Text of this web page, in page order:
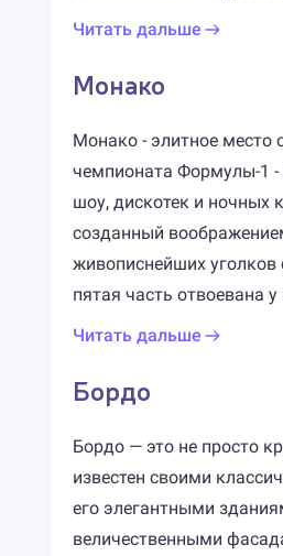
Читать дальше
Монако
Монако - элитное место
чемпионата Формулы-1
шоу, дискотек и ночных
созданный
живописнейших уголков
пятая часть отвоевана
Читать дальше
Бордо
Бордо — это не просто
известен своими
его элегантными
величественными